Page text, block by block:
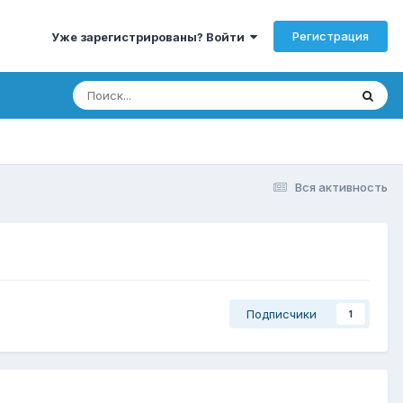
Уже зарегистрированы? Войти Регистрация
Вся активность
Подписчики 1